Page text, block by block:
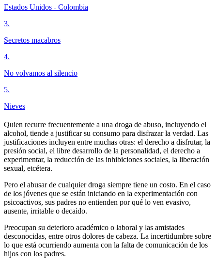
Estados Unidos - Colombia
3.
Secretos macabros
4.
No volvamos al silencio
5.
Nieves
Quien recurre frecuentemente a una droga de abuso, incluyendo el
alcohol, tiende a justificar su consumo para disfrazar la verdad. Las
justificaciones incluyen entre muchas otras: el derecho a disfrutar, la
presión social, el libre desarrollo de la personalidad, el derecho a
experimentar, la reducción de las inhibiciones sociales, la liberación
sexual, etcétera.
Pero el abusar de cualquier droga siempre tiene un costo. En el caso
de los jóvenes que se están iniciando en la experimentación con
psicoactivos, sus padres no entienden por qué lo ven evasivo,
ausente, irritable o decaído.
Preocupan su deterioro académico o laboral y las amistades
desconocidas, entre otros dolores de cabeza. La incertidumbre sobre
lo que está ocurriendo aumenta con la falta de comunicación de los
hijos con los padres.